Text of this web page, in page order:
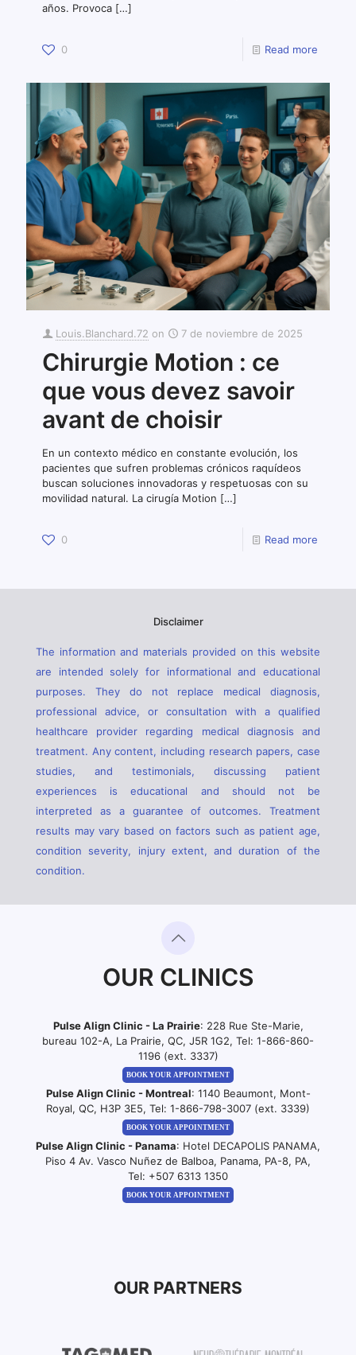
años. Provoca […]
0 Read more
Louis.Blanchard.72 on 7 de noviembre de 2025
Chirurgie Motion : ce
que vous devez savoir
avant de choisir
En un contexto médico en constante evolución, los
pacientes que sufren problemas crónicos raquídeos
buscan soluciones innovadoras y respetuosas con su
movilidad natural. La cirugía Motion […]
0 Read more
Disclaimer
The information and materials provided on this website
are intended solely for informational and educational
purposes. They do not replace medical diagnosis,
professional advice, or consultation with a qualified
healthcare provider regarding medical diagnosis and
treatment. Any content, including research papers, case
studies, and testimonials, discussing patient
experiences is educational and should not be
interpreted as a guarantee of outcomes. Treatment
results may vary based on factors such as patient age,
condition severity, injury extent, and duration of the
condition.
OUR CLINICS
Pulse Align Clinic - La Prairie: 228 Rue Ste-Marie,
bureau 102-A, La Prairie, QC, J5R 1G2, Tel: 1-866-860-
1196 (ext. 3337)
BOOK YOUR APPOINTMENT
Pulse Align Clinic - Montreal: 1140 Beaumont, Mont-
Royal, QC, H3P 3E5, Tel: 1-866-798-3007 (ext. 3339)
BOOK YOUR APPOINTMENT
Pulse Align Clinic - Panama: Hotel DECAPOLIS PANAMA,
Piso 4 Av. Vasco Nuñez de Balboa, Panama, PA-8, PA,
Tel: +507 6313 1350
BOOK YOUR APPOINTMENT
OUR PARTNERS